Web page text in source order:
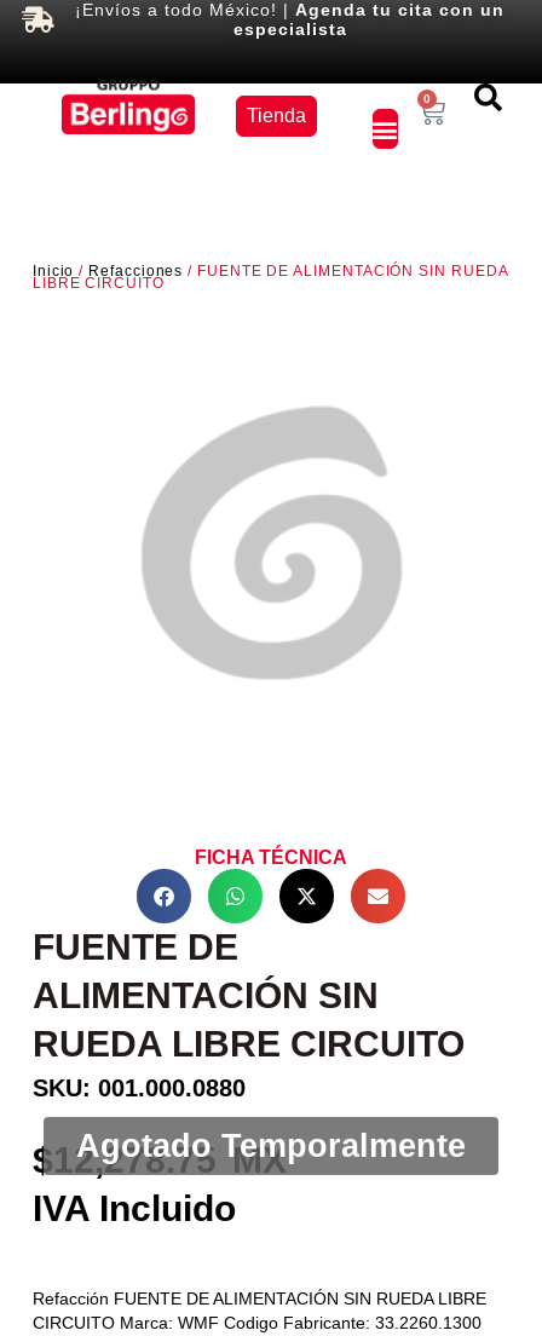
¡Envíos a todo México! |Agenda tu cita con un
especialista
Tienda
0
Inicio / Refacciones / FUENTE DE ALIMENTACIÓN SIN RUEDA
LIBRE CIRCUITO
FICHA TÉCNICA
FUENTE DE
ALIMENTACIÓN SIN
RUEDA LIBRE CIRCUITO
SKU: 001.000.0880
12,278.75
Refacción FUENTE DE ALIMENTACIÓN SIN RUEDA LIBRE
CIRCUITO Marca: WMF Codigo Fabricante: 33.2260.1300